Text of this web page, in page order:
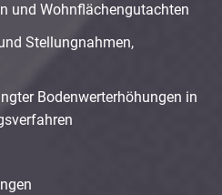
und Wohnflächengutachten
Stellungnahmen,
Bodenwerterhöhungen in